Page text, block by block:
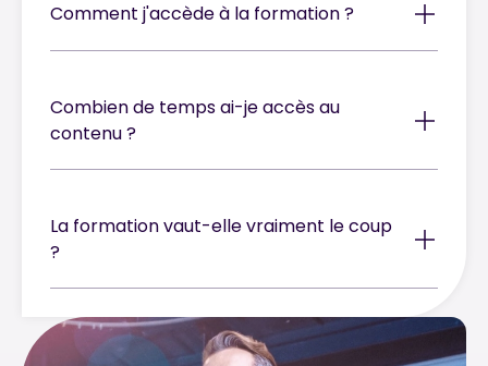
Comment j'accède à la formation ?
Combien de temps ai-je accès au
contenu ?
La formation vaut-elle vraiment le coup
?